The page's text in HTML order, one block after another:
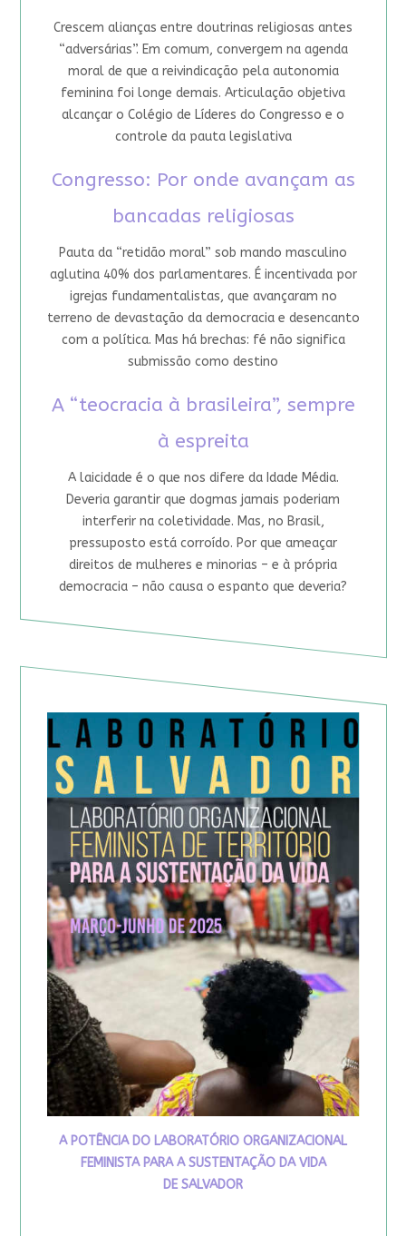
Crescem alianças entre doutrinas religiosas antes
“adversárias”. Em comum, convergem na agenda
moral de que a reivindicação pela autonomia
feminina foi longe demais. Articulação objetiva
alcançar o Colégio de Líderes do Congresso e o
controle da pauta legislativa
Congresso: Por onde avançam as
bancadas religiosas
Pauta da “retidão moral” sob mando masculino
aglutina 40% dos parlamentares. É incentivada por
igrejas fundamentalistas, que avançaram no
terreno de devastação da democracia e desencanto
com a política. Mas há brechas: fé não significa
submissão como destino
A “teocracia à brasileira”, sempre
à espreita
A laicidade é o que nos difere da Idade Média.
Deveria garantir que dogmas jamais poderiam
interferir na coletividade. Mas, no Brasil,
pressuposto está corroído. Por que ameaçar
direitos de mulheres e minorias – e à própria
democracia – não causa o espanto que deveria?
A POTÊNCIA DO LABORATÓRIO ORGANIZACIONAL
FEMINISTA PARA A SUSTENTAÇÃO DA VIDA
DE SALVADOR